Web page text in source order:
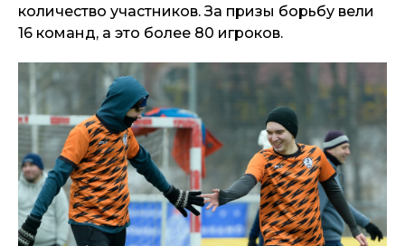
количество участников. За призы борьбу вели
16 команд, а это более 80 игроков.